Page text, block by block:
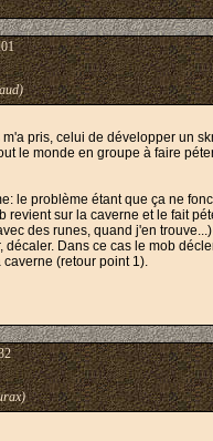
pris, celui de développer un
le monde en groupe à faire
le problème étant que ça ne
revient sur la caverne et le fait
des runes, quand j'en trouve...)
Dans ce cas le mob
(retour point 1).